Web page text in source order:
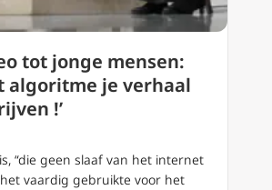
tot jonge mensen:
algoritme je verhaal
!’
“die geen slaaf van het internet
vaardig gebruikte voor het